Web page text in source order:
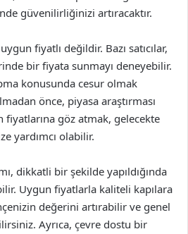
güvenilirliğinizi artıracaktır.
fiyatlı değildir. Bazı satıcılar,
bir fiyata sunmayı deneyebilir.
konusunda cesur olmak
önce, piyasa araştırması
fiyatlarına göz atmak, gelecekte
yardımcı olabilir.
dikkatli bir şekilde yapıldığında
Uygun fiyatlarla kaliteli kapılara
değerini artırabilir ve genel
Ayrıca, çevre dostu bir